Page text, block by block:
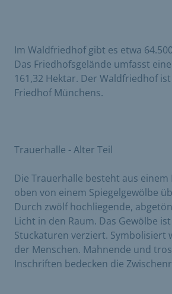
Im Waldfriedhof gibt es etwa
Das Friedhofsgelände umfasst
161,32 Hektar. Der Waldfriedhof
Friedhof Münchens.
Trauerhalle - Alter Teil
Die Trauerhalle besteht aus einem
oben von einem Spiegelgewölbe
Durch zwölf hochliegende,
Licht in den Raum. Das Gewölbe
Stuckaturen verziert. Symbolisiert
der Menschen. Mahnende und
Inschriften bedecken die